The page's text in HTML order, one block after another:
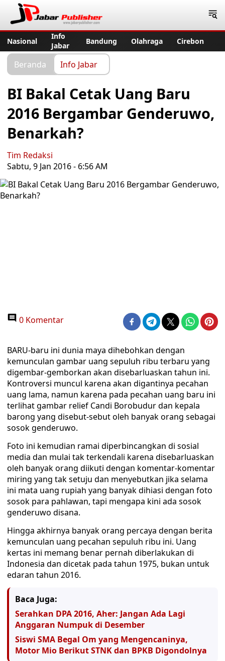
Nasional
Info
Jabar
Bandung Olahraga Cirebon
Beranda Info Jabar
BI Bakal Cetak Uang Baru
2016 Bergambar Genderuwo,
Benarkah?
Tim Redaksi
Sabtu, 9 Jan 2016 - 6:56 AM
0 Komentar
BARU-baru ini dunia maya dihebohkan dengan
kemunculan gambar uang sepuluh ribu terbaru yang
digembar-gemborkan akan disebarluaskan tahun ini.
Kontroversi muncul karena akan digantinya pecahan
uang lama, namun karena pada pecahan uang baru ini
terlihat gambar relief Candi Borobudur dan kepala
barong yang disebut-sebut oleh banyak orang sebagai
sosok genderuwo.
Foto ini kemudian ramai diperbincangkan di sosial
media dan mulai tak terkendali karena disebarluaskan
oleh banyak orang diikuti dengan komentar-komentar
miring yang tak setuju dan menyebutkan jika selama
ini mata uang rupiah yang banyak dihiasi dengan foto
sosok para pahlawan, tapi mengapa kini ada sosok
genderuwo disana.
Hingga akhirnya banyak orang percaya dengan berita
kemunculan uang pecahan sepuluh ribu ini. Uang
kertas ini memang benar pernah diberlakukan di
Indonesia dan dicetak pada tahun 1975, bukan untuk
edaran tahun 2016.
Baca Juga:
Serahkan DPA 2016, Aher: Jangan Ada Lagi
Anggaran Numpuk di Desember
Siswi SMA Begal Om yang Mengencaninya,
Motor Mio Berikut STNK dan BPKB Digondolnya